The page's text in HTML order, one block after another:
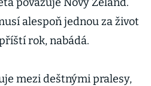
alespoň jednou za život
rok, nabádá.
mezi deštnými pralesy,